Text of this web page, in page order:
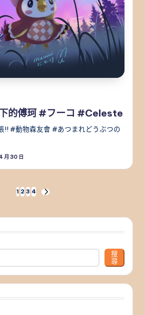
下的傅珂 #フーコ #Celeste
!! #動物森友會 #あつまれどうぶつの
月 30 日
1 2 3 4
NEXT
搜
尋